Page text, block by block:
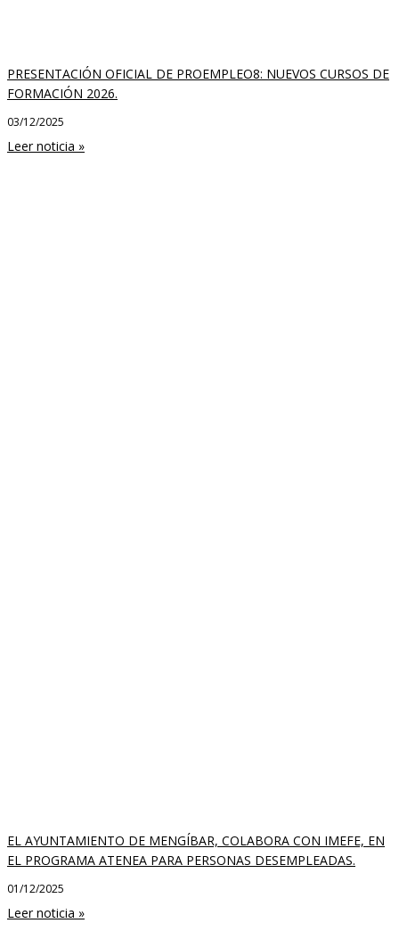
PRESENTACIÓN OFICIAL DE PROEMPLEO8: NUEVOS CURSOS DE
FORMACIÓN 2026.
03/12/2025
Leer noticia »
EL AYUNTAMIENTO DE MENGÍBAR, COLABORA CON IMEFE, EN
EL PROGRAMA ATENEA PARA PERSONAS DESEMPLEADAS.
01/12/2025
Leer noticia »